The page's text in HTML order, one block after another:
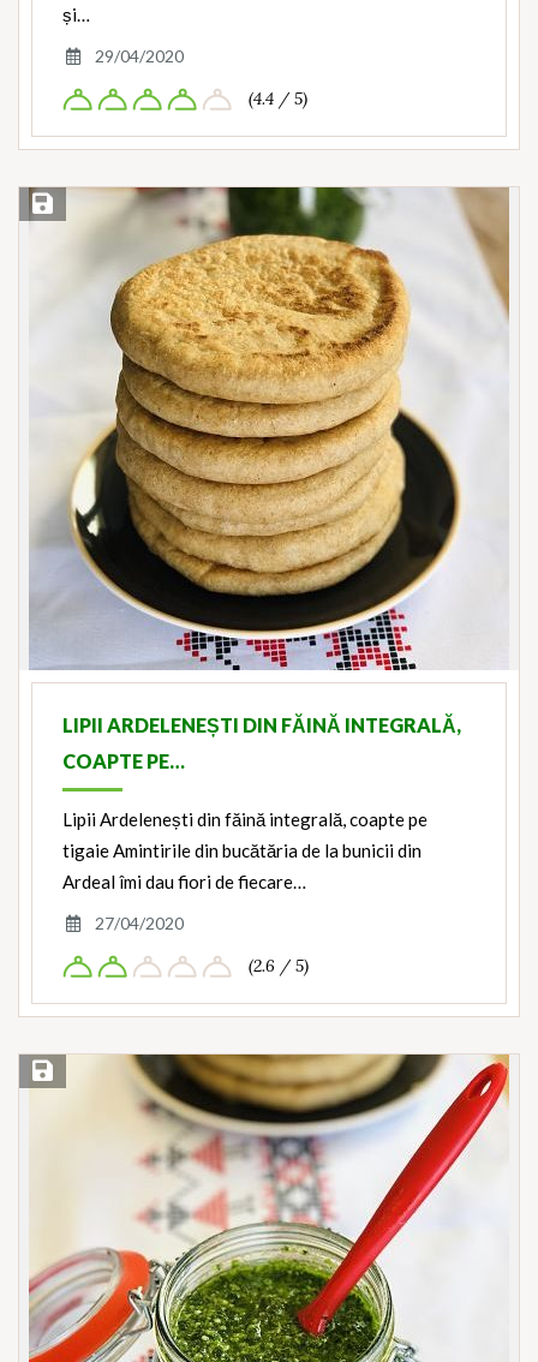
și…
29/04/2020
(4.4 / 5)
Save Recipe
LIPII ARDELENEȘTI DIN FĂINĂ INTEGRALĂ,
COAPTE PE…
Lipii Ardelenești din făină integrală, coapte pe
tigaie Amintirile din bucătăria de la bunicii din
Ardeal îmi dau fiori de fiecare…
27/04/2020
(2.6 / 5)
Save Recipe